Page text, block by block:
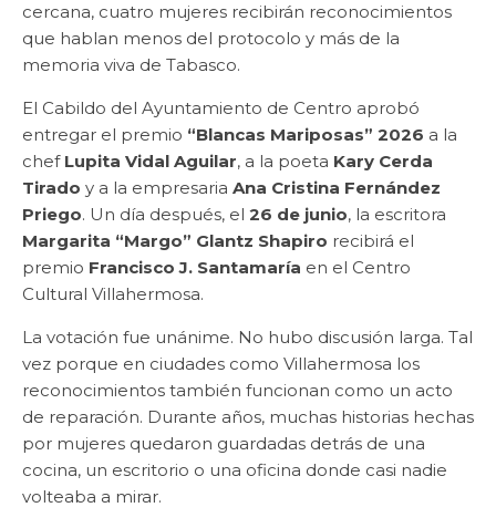
cercana, cuatro mujeres recibirán reconocimientos
que hablan menos del protocolo y más de la
memoria viva de Tabasco.
El Cabildo del Ayuntamiento de Centro aprobó
entregar el premio “Blancas Mariposas” 2026 a la
chef Lupita Vidal Aguilar, a la poeta Kary Cerda
Tirado y a la empresaria Ana Cristina Fernández
Priego. Un día después, el 26 de junio, la escritora
Margarita “Margo” Glantz Shapiro recibirá el
premio Francisco J. Santamaría en el Centro
Cultural Villahermosa.
La votación fue unánime. No hubo discusión larga. Tal
vez porque en ciudades como Villahermosa los
reconocimientos también funcionan como un acto
de reparación. Durante años, muchas historias hechas
por mujeres quedaron guardadas detrás de una
cocina, un escritorio o una oficina donde casi nadie
volteaba a mirar.